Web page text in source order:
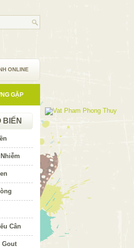
ONLINE
GẶP
BIẾN
Cân
Gout